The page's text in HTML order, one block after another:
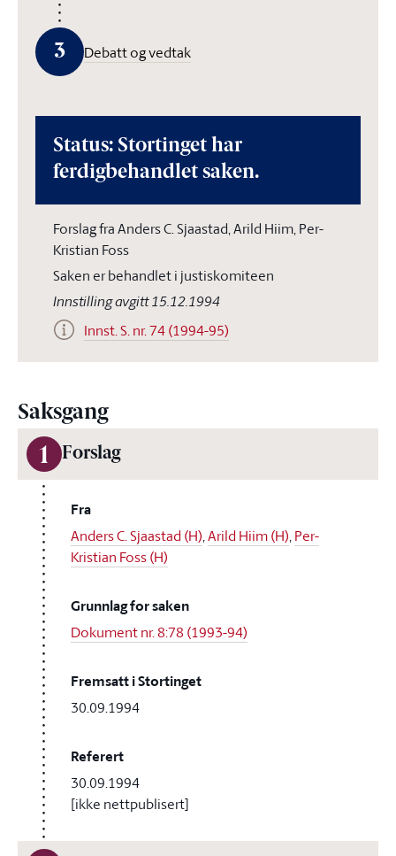
3 Debatt og vedtak
Status: Stortinget har
ferdigbehandlet saken.
Forslag fra Anders C. Sjaastad, Arild Hiim, Per-
Kristian Foss
Saken er behandlet i justiskomiteen
Innstilling avgitt 15.12.1994
Innst. S. nr. 74 (1994-95)
Saksgang
1 Forslag
Fra
Anders C. Sjaastad (H),Arild Hiim (H),Per-
Kristian Foss (H)
Grunnlag for saken
Dokument nr. 8:78 (1993-94)
Fremsatt i Stortinget
30.09.1994
Referert
30.09.1994
[ikke nettpublisert]